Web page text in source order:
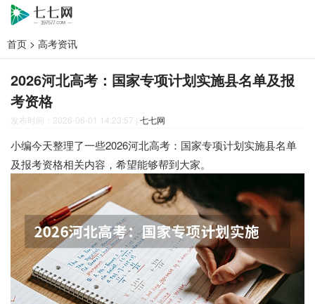
首页 > 高考资讯
2026河北高考：国家专项计划实施县名单及报
考资格
发布时间：2026-06-01 14:23:57 | 七七网
小编今天整理了一些2026河北高考：国家专项计划实施县名单
及报考资格相关内容，希望能够帮到大家。